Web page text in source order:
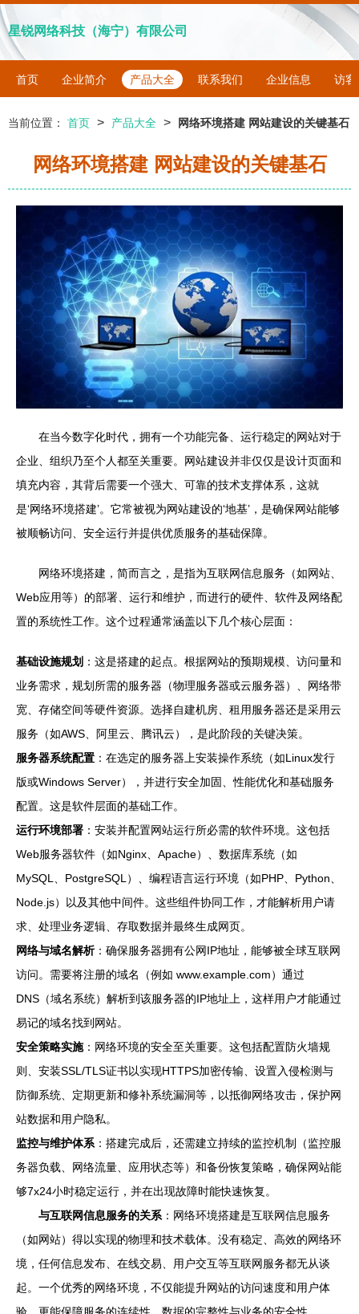
星锐网络科技（海宁）有限公司
首页 企业简介 产品大全 联系我们 企业信息 访客
当前位置： 首页 > 产品大全 > 网络环境搭建 网站建设的关键基石
网络环境搭建 网站建设的关键基石
在当今数字化时代，拥有一个功能完备、运行稳定的网站对于
企业、组织乃至个人都至关重要。网站建设并非仅仅是设计页面和
填充内容，其背后需要一个强大、可靠的技术支撑体系，这就
是‘网络环境搭建’。它常被视为网站建设的‘地基’，是确保网站能够
被顺畅访问、安全运行并提供优质服务的基础保障。
网络环境搭建，简而言之，是指为互联网信息服务（如网站、
Web应用等）的部署、运行和维护，而进行的硬件、软件及网络配
置的系统性工作。这个过程通常涵盖以下几个核心层面：
基础设施规划 ：这是搭建的起点。根据网站的预期规模、访问量和
业务需求，规划所需的服务器（物理服务器或云服务器）、网络带
宽、存储空间等硬件资源。选择自建机房、租用服务器还是采用云
服务（如AWS、阿里云、腾讯云），是此阶段的关键决策。
服务器系统配置 ：在选定的服务器上安装操作系统（如Linux发行
版或Windows Server），并进行安全加固、性能优化和基础服务
配置。这是软件层面的基础工作。
运行环境部署 ：安装并配置网站运行所必需的软件环境。这包括
Web服务器软件（如Nginx、Apache）、数据库系统（如
MySQL、PostgreSQL）、编程语言运行环境（如PHP、Python、
Node.js）以及其他中间件。这些组件协同工作，才能解析用户请
求、处理业务逻辑、存取数据并最终生成网页。
网络与域名解析：确保服务器拥有公网IP地址，能够被全球互联网
访问。需要将注册的域名（例如 www.example.com）通过
DNS（域名系统）解析到该服务器的IP地址上，这样用户才能通过
易记的域名找到网站。
安全策略实施：网络环境的安全至关重要。这包括配置防火墙规
则、安装SSL/TLS证书以实现HTTPS加密传输、设置入侵检测与
防御系统、定期更新和修补系统漏洞等，以抵御网络攻击，保护网
站数据和用户隐私。
监控与维护体系 ：搭建完成后，还需建立持续的监控机制（监控服
务器负载、网络流量、应用状态等）和备份恢复策略，确保网站能
够7x24小时稳定运行，并在出现故障时能快速恢复。
与互联网信息服务的关系 ：网络环境搭建是互联网信息服务
（如网站）得以实现的物理和技术载体。没有稳定、高效的网络环
境，任何信息发布、在线交易、用户交互等互联网服务都无从谈
起。一个优秀的网络环境，不仅能提升网站的访问速度和用户体